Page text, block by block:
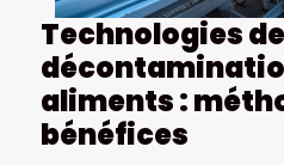
Technologies de
aliments :
bénéfices